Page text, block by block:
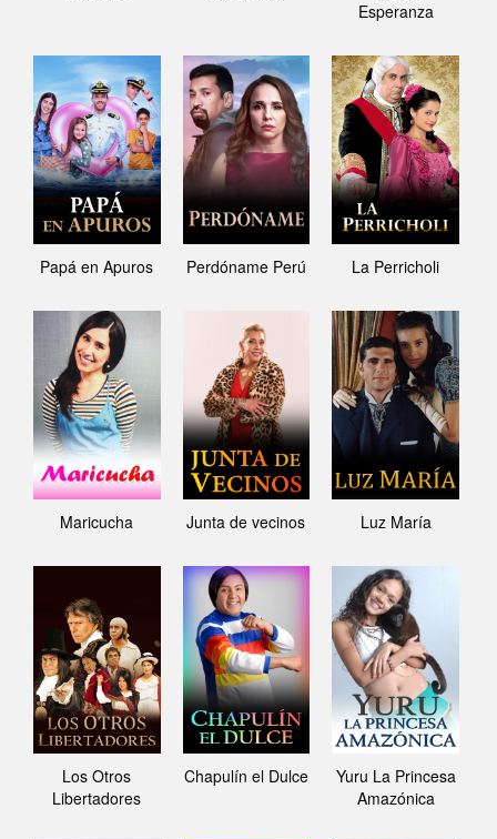
Esperanza
Papá en Apuros Perdóname Perú La Perricholi
Maricucha Junta de vecinos Luz María
Los Otros
Libertadores
Chapulín el Dulce
Yuru La Princesa
Amazónica